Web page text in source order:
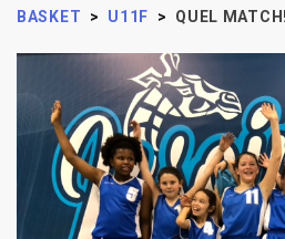
BASKET
> U11F > QUEL